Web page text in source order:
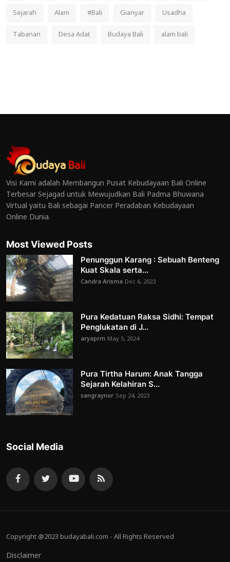
Sejarah
Alam #Bali Gianyar
Usadha
Tabanan
Desa Adat Budaya Bali alam bali
Visi Kami adalah Membangun Pusat Kebudayaan Bali Online
Terbesar Sejagad untuk Mewujudkan Bali Padma Bhuwana
Virtual yaitu Bali sebagai Pancer Peradaban Kebudayaan
Online Dunia.
Most Viewed Posts
Penunggun Karang : Sebuah Benteng
Kuat Skala serta...
Candra Arisma Dec 6, 2023
Pura Kedatuan Raksa Sidhi: Tempat
Penglukatan di J...
aryaprm May 5, 2024
Pura Tirtha Harum: Anak Tangga
Sejarah Kelahiran S...
sangraynor Sep 24, 2023
Social Media
Copyright @2023 budayabali.com - All Rights Reserved
Disclaimer